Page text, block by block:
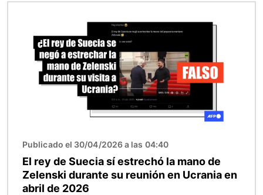
Publicado el 30/04/2026 a las 04:40
El rey de Suecia sí estrechó la mano de
Zelenski durante su reunión en Ucrania en
abril de 2026